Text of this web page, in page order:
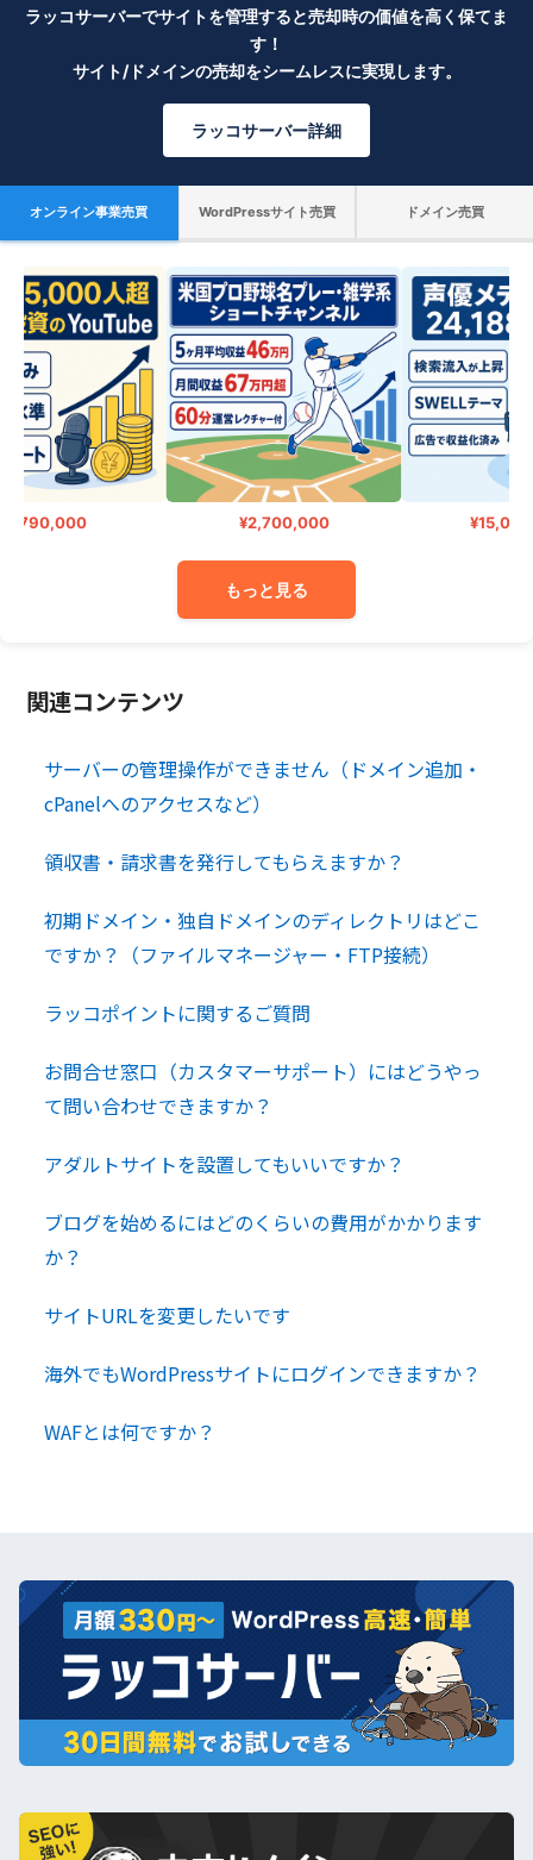
ラッコサーバーでサイトを管理すると売却時の価値を高く保てま
す！
サイト/ドメインの売却をシームレスに実現します。
ラッコサーバー詳細
オンライン事業売買 WordPressサイト売買 ドメイン売買
¥790,000 ¥2,700,000
もっと見る
関連コンテンツ
サーバーの管理操作ができません（ドメイン追加・
cPanelへのアクセスなど）
領収書・請求書を発行してもらえますか？
初期ドメイン・独自ドメインのディレクトリはどこ
ですか？（ファイルマネージャー・FTP接続）
ラッコポイントに関するご質問
お問合せ窓口（カスタマーサポート）にはどうやっ
て問い合わせできますか？
アダルトサイトを設置してもいいですか？
ブログを始めるにはどのくらいの費用がかかります
か？
サイトURLを変更したいです
海外でもWordPressサイトにログインできますか？
WAFとは何ですか？